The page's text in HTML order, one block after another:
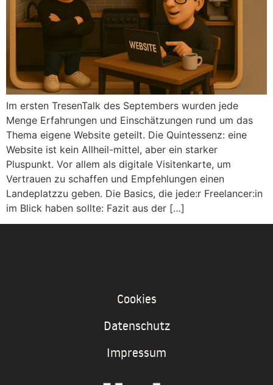
Im ersten TresenTalk des Septembers wurden jede
Menge Erfahrungen und Einschätzungen rund um das
Thema eigene Website geteilt. Die Quintessenz: eine
Website ist kein Allheil-mittel, aber ein starker
Pluspunkt. Vor allem als digitale Visitenkarte, um
Vertrauen zu schaffen und Empfehlungen einen
Landeplatzzu geben. Die Basics, die jede:r Freelancer:in
im Blick haben sollte: Fazit aus der […]
Cookies
Datenschutz
Impressum